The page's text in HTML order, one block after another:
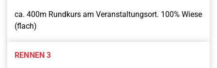
ca. 400m Rundkurs am Veranstaltungsort. 100% Wiese
(flach)
RENNEN 3